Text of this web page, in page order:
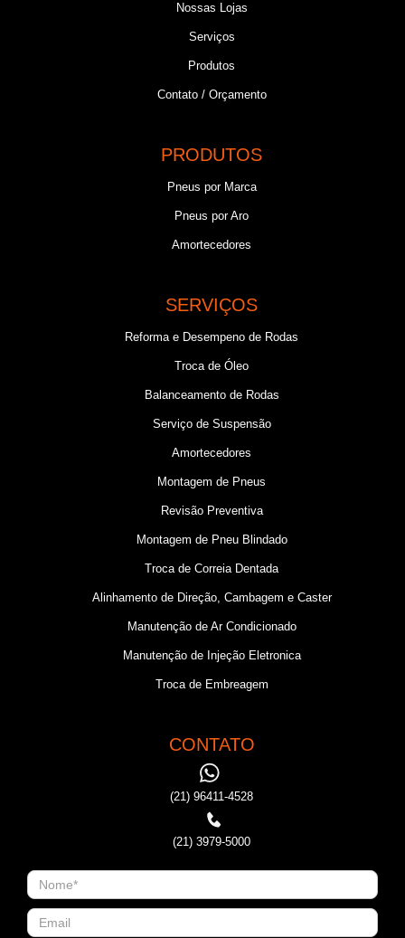
Nossas Lojas
Serviços
Produtos
Contato / Orçamento
PRODUTOS
Pneus por Marca
Pneus por Aro
Amortecedores
SERVIÇOS
Reforma e Desempeno de Rodas
Troca de Óleo
Balanceamento de Rodas
Serviço de Suspensão
Amortecedores
Montagem de Pneus
Revisão Preventiva
Montagem de Pneu Blindado
Troca de Correia Dentada
Alinhamento de Direção, Cambagem e Caster
Manutenção de Ar Condicionado
Manutenção de Injeção Eletronica
Troca de Embreagem
CONTATO
(21) 96411-4528
(21) 3979-5000